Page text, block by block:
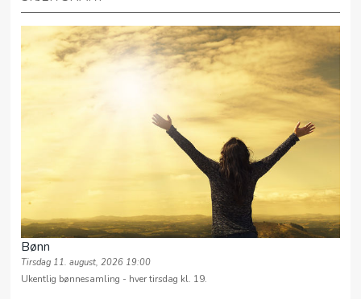
Bønn
Tirsdag 11. august, 2026 19:00
Ukentlig bønnesamling - hver tirsdag kl. 19.